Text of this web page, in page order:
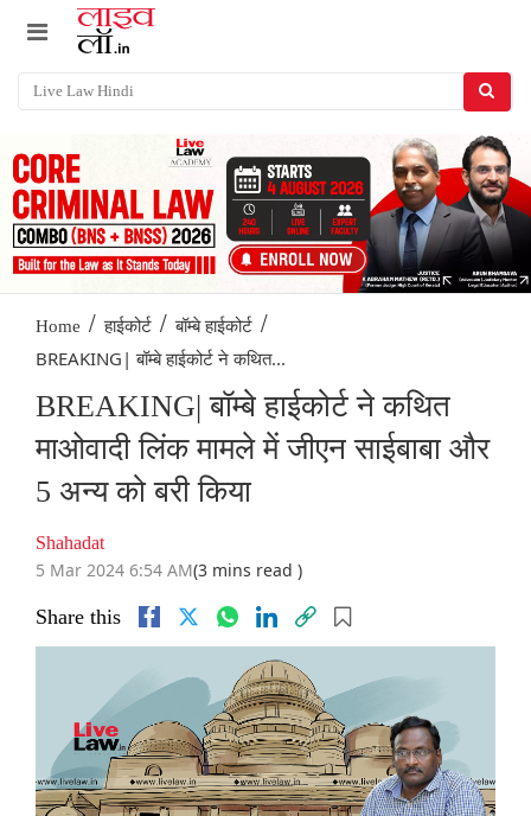
Home / हाईकोर्ट / बॉम्बे हाईकोर्ट /
BREAKING| बॉम्बे हाईकोर्ट ने कथित...
BREAKING| बॉम्बे हाईकोर्ट ने कथित
माओवादी लिंक मामले में जीएन साईबाबा और
5 अन्य को बरी किया
Shahadat
5 Mar 2024 6:54 AM(3 mins read )
Share this